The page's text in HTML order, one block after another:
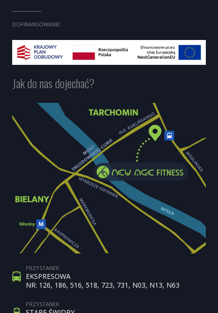
DOFINANSOWANIE:
Jak do nas dojechać?
PRZYSTANEK
EKSPRESOWA
NR: 126, 186, 516, 518, 723, 731, N03, N13, N63
PRZYSTANEK